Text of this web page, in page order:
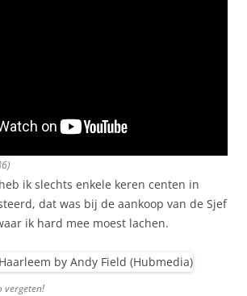
ik slechts enkele keren centen in
dat was bij de aankoop van de Sjef
ik hard mee moest lachen.
vergeten!